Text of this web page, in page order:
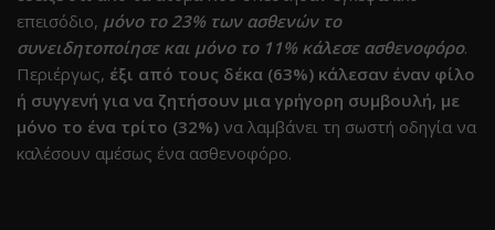
επεισόδιο, μόνο το 23% των ασθενών το
συνειδητοποίησε και μόνο το 11% κάλεσε ασθενοφόρο.
Περιέργως, έξι από τους δέκα (63%) κάλεσαν έναν φίλο
ή συγγενή για να ζητήσουν μια γρήγορη συμβουλή, με
μόνο το ένα τρίτο (32%) να λαμβάνει τη σωστή οδηγία να
καλέσουν αμέσως ένα ασθενοφόρο.